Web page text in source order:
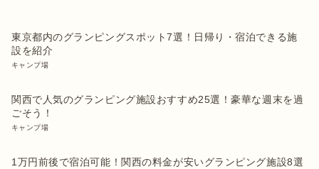
東京都内のグランピングスポット7選！日帰り・宿泊できる施
設を紹介
キャンプ場
関西で人気のグランピング施設おすすめ25選！豪華な週末を過
ごそう！
キャンプ場
1万円前後で宿泊可能！関西の料金が安いグランピング施設8選